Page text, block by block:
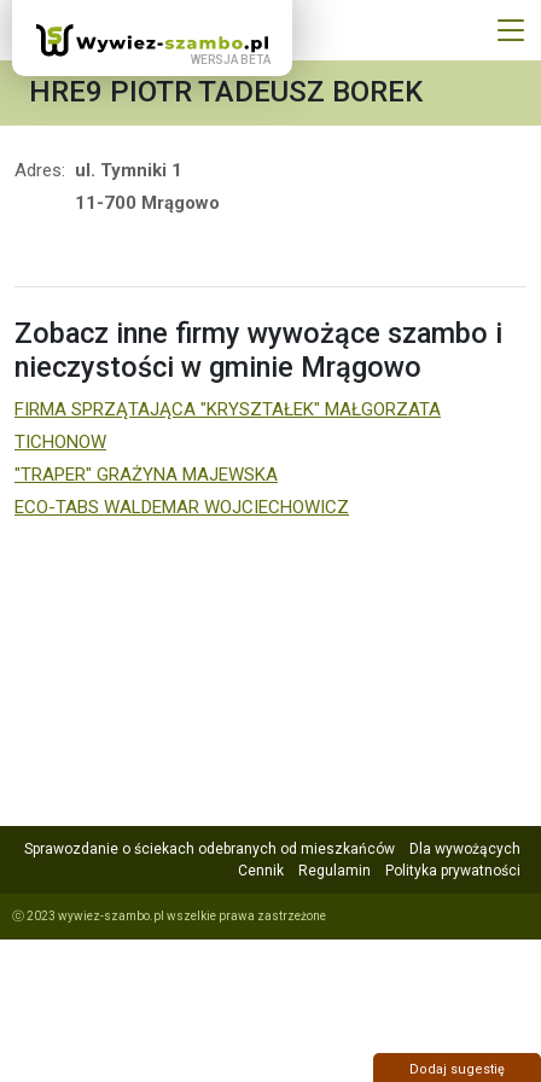
HRE9 PIOTR TADEUSZ BOREK
Adres: ul. Tymniki 1
11-700 Mrągowo
Zobacz inne firmy wywożące szambo i
nieczystości w gminie Mrągowo
FIRMA SPRZĄTAJĄCA "KRYSZTAŁEK" MAŁGORZATA
TICHONOW
"TRAPER" GRAŻYNA MAJEWSKA
ECO-TABS WALDEMAR WOJCIECHOWICZ
Sprawozdanie o ściekach odebranych od mieszkańców
Dla wywożących
Cennik
Regulamin Polityka prywatności
ⓒ 2023 wywiez-szambo.pl wszelkie prawa zastrzeżone
Dodaj sugestię